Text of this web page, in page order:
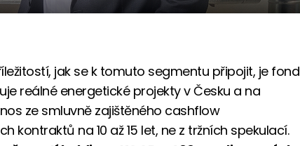
jak se k tomuto segmentu připojit, je fond
reálné energetické projekty v Česku a na
ze smluvně zajištěného cashflow
kontraktů na 10 až 15 let, ne z tržních spekulací.